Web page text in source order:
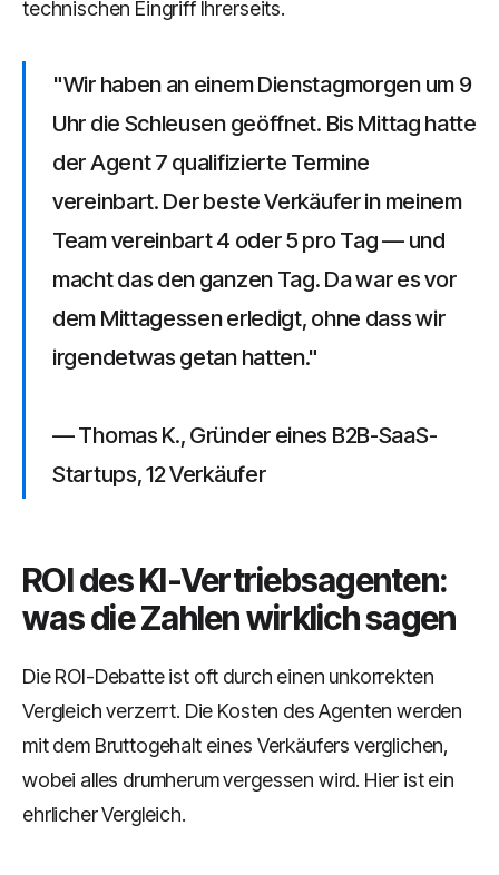
technischen Eingriff Ihrerseits.
"Wir haben an einem Dienstagmorgen um 9
Uhr die Schleusen geöffnet. Bis Mittag hatte
der Agent 7 qualifizierte Termine
vereinbart. Der beste Verkäufer in meinem
Team vereinbart 4 oder 5 pro Tag — und
macht das den ganzen Tag. Da war es vor
dem Mittagessen erledigt, ohne dass wir
irgendetwas getan hatten."
— Thomas K., Gründer eines B2B-SaaS-
Startups, 12 Verkäufer
ROI des KI-Vertriebsagenten:
was die Zahlen wirklich sagen
Die ROI-Debatte ist oft durch einen unkorrekten
Vergleich verzerrt. Die Kosten des Agenten werden
mit dem Bruttogehalt eines Verkäufers verglichen,
wobei alles drumherum vergessen wird. Hier ist ein
ehrlicher Vergleich.